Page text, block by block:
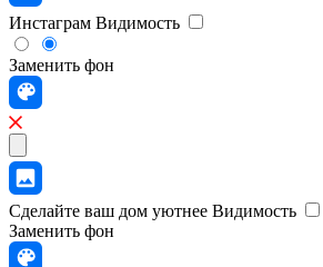
Инстаграм Видимость
Заменить фон
Сделайте ваш дом уютнее Видимость
Заменить фон